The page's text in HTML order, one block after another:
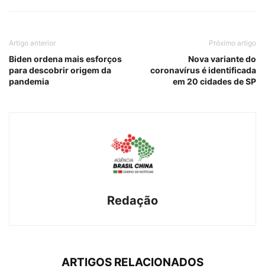
Artigo anterior
Biden ordena mais esforços
para descobrir origem da
pandemia
Próximo artigo
Nova variante do
coronavírus é identificada
em 20 cidades de SP
Redação
ARTIGOS RELACIONADOS